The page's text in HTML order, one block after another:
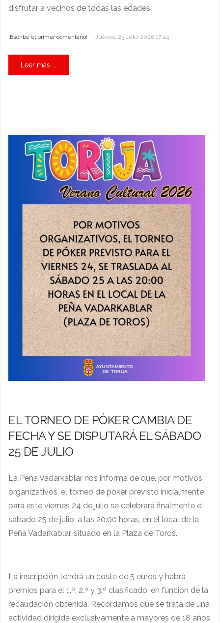
disfrutar a vecinos de todas las edades.
¡Escribe el primer comentario! Jueves, 23 Julio 2026 17:24
Leer más ...
EL TORNEO DE PÓKER CAMBIA DE
FECHA Y SE DISPUTARÁ EL SÁBADO
25 DE JULIO
La Peña Vadarkablar nos informa de que, por motivos
organizativos, el torneo de póker previsto inicialmente
para este viernes 24 de julio se celebrará finalmente el
sábado 25 de julio, a las 20:00 horas, en el local de la
Peña Vadarkablar, situado en la Plaza de Toros.
La inscripción tendrá un coste de 5 euros y habrá
premios para el 1.º, 2.º y 3.º clasificado, en función de la
recaudación obtenida. Recordamos que se trata de una
actividad dirigida exclusivamente a mayores de 18 años.